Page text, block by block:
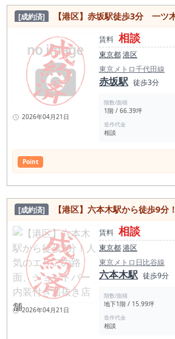
[成約済] 【港区】赤坂駅徒歩3分 一ツ木通りに面した
2026年04月21日
賃料 相談
東京都港区
東京メトロ千代田線
赤坂駅 徒歩3分
階数/面積
1階 / 66.39坪
造作代金
相談
Point
[成約済] 【港区】六本木駅から徒歩9分！人気のエリアの路面
2026年04月21日
賃料 相談
東京都港区
東京メトロ日比谷線
六本木駅 徒歩9分
階数/面積
地下1階 / 15.99坪
造作代金
相談